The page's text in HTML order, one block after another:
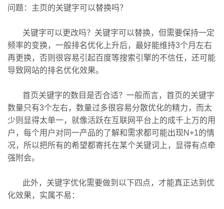
问题：主页的关键字可以替换吗？
关键字可以更改吗？关键字可以替换，但需要保持一定
频率的变换，一般排名优化上升后，最好能维持3个月左右
再更换，否则很容易引起百度等搜索引擎的不信任，还可能
导致网站的排名优化效果。
首页关键字的数目是否合适？一般而言，首页的关键字
数量只有3个左右，数量过多很容易分散优化的精力，而太
少则显得太单一，就像活跃在互联网平台上的成千上万的用
户，每个用户对同一产品的了解和需求都可能出现N+1的情
况，所以把所有的希望都寄托在某个关键词上，显得有点牵
强附会。
此外，关键字优化需要做到以下四点，才能真正达到优
化效果，实属不易：